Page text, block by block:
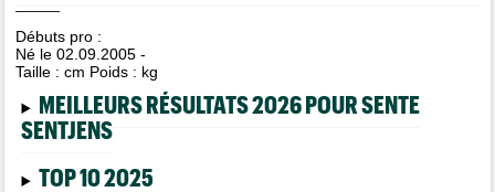
Débuts pro :
Né le 02.09.2005 -
Taille :cm Poids : kg
MEILLEURS RÉSULTATS 2026 POUR SENTE
SENTJENS
TOP 10 2025